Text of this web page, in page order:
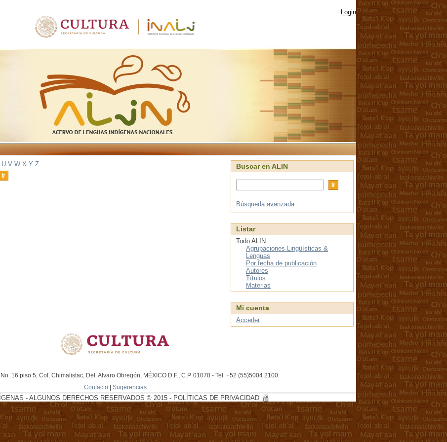
Login
U V W X Y Z
Buscar en ALIN
Búsqueda avanzada
Listar
Todo ALIN
Agrupaciones Lingüísticas &
Lenguas
Por fecha de publicación
Autores
Títulos
Materias
Mi cuenta
Acceder
16 piso 5, Col. Chimalistac, Del. Alvaro Obregón, MÉXICO D.F., C.P. 01070 - Tel. +52 (55)5004 2100
Contacto | Sugerencias
- ALGUNOS DERECHOS RESERVADOS © 2015 - POLÍTICAS DE PRIVACIDAD